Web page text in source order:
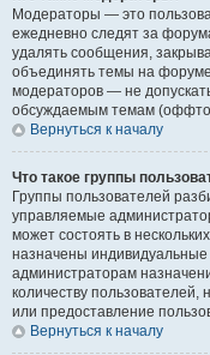
Модераторы — это
ежедневно следят за
удалять сообщения,
объединять темы на
модераторов — не
обсуждаемым темам
Вернуться к началу
Что такое группы
Группы пользователей
управляемые
может состоять в
назначены индивидуальные
администраторам
количеству
или предоставление
Вернуться к началу